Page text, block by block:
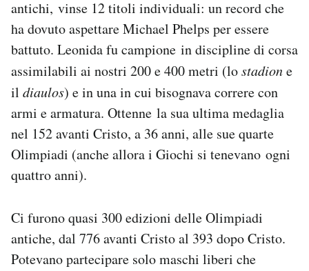
antichi, vinse 12 titoli individuali: un record che
ha dovuto aspettare Michael Phelps per essere
battuto. Leonida fu campione in discipline di corsa
assimilabili ai nostri 200 e 400 metri (lostadione
il diaulos) e in una in cui bisognava correre con
armi e armatura. Ottenne la sua ultima medaglia
nel 152 avanti Cristo, a 36 anni, alle sue quarte
Olimpiadi (anche allora i Giochi si tenevano ogni
quattro anni).
Ci furono quasi 300 edizioni delle Olimpiadi
antiche, dal 776 avanti Cristo al 393 dopo Cristo.
Potevano partecipare solo maschi liberi che